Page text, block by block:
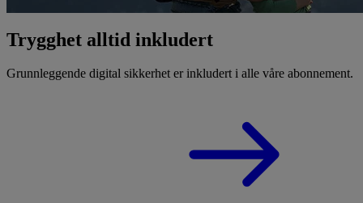
Trygghet alltid inkludert
Grunnleggende digital sikkerhet er inkludert i alle våre abonnement.